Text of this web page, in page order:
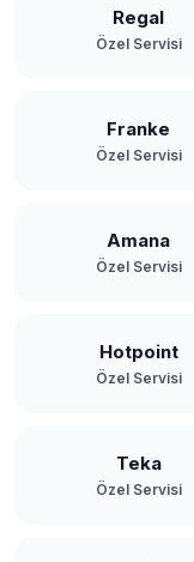
Regal
Özel Servisi
Franke
Özel Servisi
Amana
Özel Servisi
Hotpoint
Özel Servisi
Teka
Özel Servisi